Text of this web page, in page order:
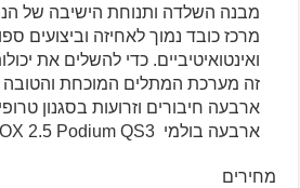
מבנה השלדה ותנוחת הישיבה של הנהג
מרכז כובד נמוך לאחיזה וביצועים
ואינטואיטיביים. כדי להשלים את
ארבעה חיבורים וזרועות בסגנון
ארבעה בולמי FOX 2.5 Podium QS3.
מחירים